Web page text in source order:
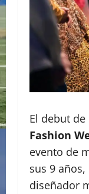
El debut de
Fashion
evento de
sus 9
diseñador